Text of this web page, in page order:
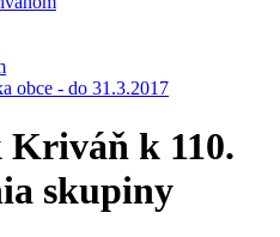
obce - do 31.3.2017
Kriváň k 110.
skupiny